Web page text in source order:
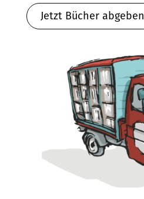
Jetzt Bücher abgeben